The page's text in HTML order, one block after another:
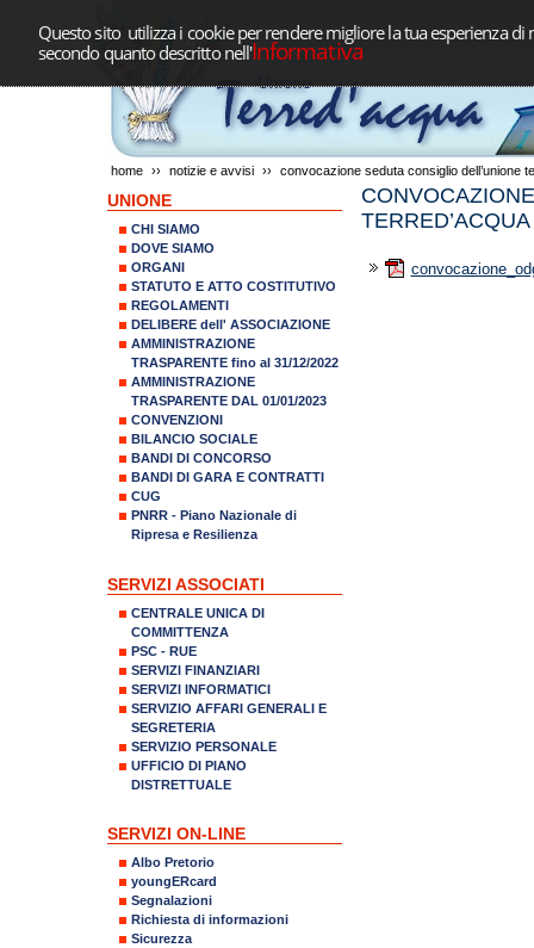
Questo sito utilizza i cookie per rendere migliore la tua esperienza
secondo quanto descritto nell'Informativa
home ›› notizie e avvisi ›› convocazione seduta consiglio dell’unione
UNIONE
CHI SIAMO
DOVE SIAMO
ORGANI
STATUTO E ATTO COSTITUTIVO
REGOLAMENTI
DELIBERE dell' ASSOCIAZIONE
AMMINISTRAZIONE
TRASPARENTE fino al 31/12/2022
AMMINISTRAZIONE
TRASPARENTE DAL 01/01/2023
CONVENZIONI
BILANCIO SOCIALE
BANDI DI CONCORSO
BANDI DI GARA E CONTRATTI
CUG
PNRR - Piano Nazionale di
Ripresa e Resilienza
SERVIZI ASSOCIATI
CENTRALE UNICA DI
COMMITTENZA
PSC - RUE
SERVIZI FINANZIARI
SERVIZI INFORMATICI
SERVIZIO AFFARI GENERALI E
SEGRETERIA
SERVIZIO PERSONALE
UFFICIO DI PIANO
DISTRETTUALE
SERVIZI ON-LINE
Albo Pretorio
youngERcard
Segnalazioni
Richiesta di informazioni
Sicurezza